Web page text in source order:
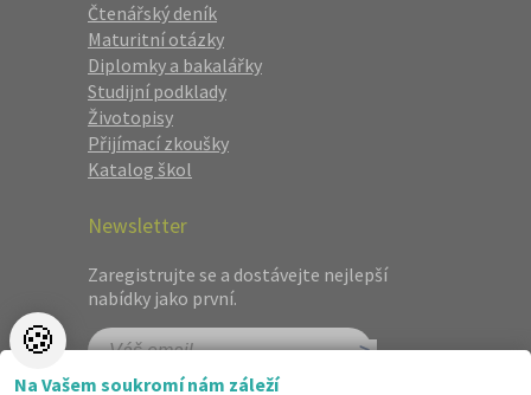
Čtenářský deník
Maturitní otázky
Diplomky a bakalářky
Studijní podklady
Životopisy
Přijímací zkoušky
Katalog škol
Newsletter
Zaregistrujte se a dostávejte nejlepší
nabídky jako první.
🍪
Na Vašem soukromí nám záleží